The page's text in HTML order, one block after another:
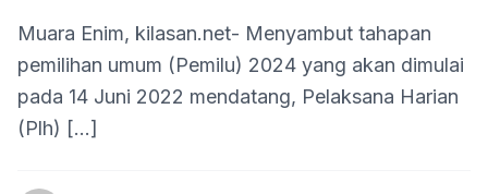
Muara Enim, kilasan.net- Menyambut tahapan
pemilihan umum (Pemilu) 2024 yang akan dimulai
pada 14 Juni 2022 mendatang, Pelaksana Harian
(Plh) […]